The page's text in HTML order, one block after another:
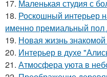
17. Маленькая студия с
18. Роскошный интерьер
именно премиальный пол
19. Новая жизнь
20. Интерьер в духе
21. Атмосфера уюта в